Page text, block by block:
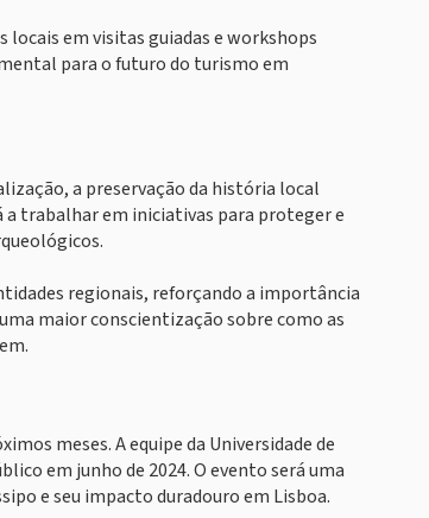
locais em visitas guiadas e workshops
para o futuro do turismo em
a preservação da história local
trabalhar em iniciativas para proteger e
regionais, reforçando a importância
maior conscientização sobre como as
meses. A equipe da Universidade de
em junho de 2024. O evento será uma
e seu impacto duradouro em Lisboa.